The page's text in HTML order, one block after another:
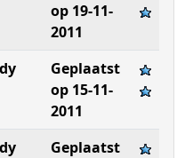
op 19-11-
2011
Geplaatst
op 15-11-
2011
Geplaatst